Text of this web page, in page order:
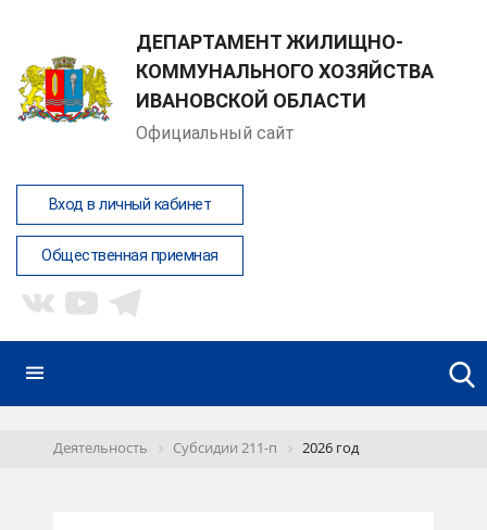
ДЕПАРТАМЕНТ ЖИЛИЩНО-
КОММУНАЛЬНОГО ХОЗЯЙСТВА
ИВАНОВСКОЙ ОБЛАСТИ
Официальный сайт
Вход в личный кабинет
Общественная приемная
Деятельность Субсидии 211-п 2026 год